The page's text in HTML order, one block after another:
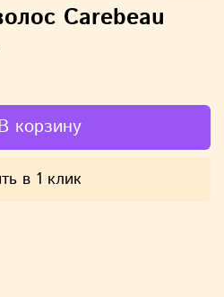
Carebeau
корзину
в 1 клик